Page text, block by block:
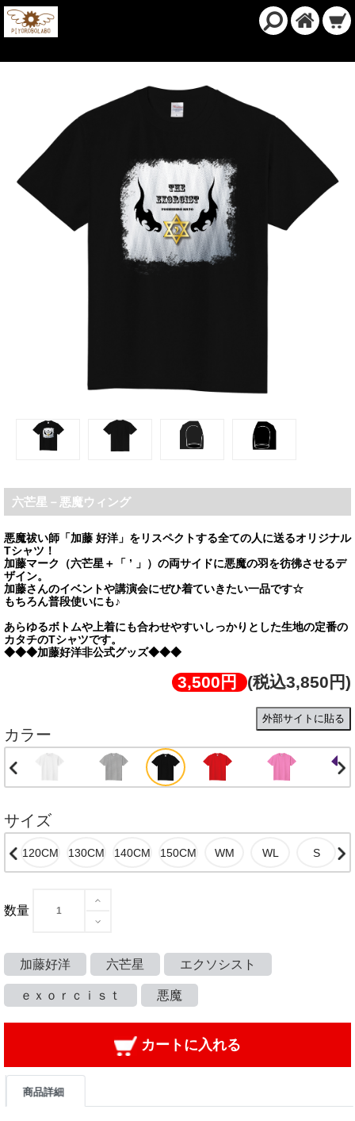
六芒星－悪魔ウィング
悪魔祓い師「加藤 好洋」をリスペクトする全ての人に送るオリジナル
Tシャツ！
加藤マーク（六芒星＋「 ’ 」）の両サイドに悪魔の羽を彷彿させるデ
ザイン。
加藤さんのイベントや講演会にぜひ着ていきたい一品です☆
もちろん普段使いにも♪
あらゆるボトムや上着にも合わせやすいしっかりとした生地の定番の
カタチのTシャツです。
3,500円 (税込3,850円)
外部サイトに貼る
カラー
サイズ
数量
加藤好洋 六芒星 エクソシスト
ｅｘｏｒｃｉｓｔ 悪魔
カートに入れる
商品詳細